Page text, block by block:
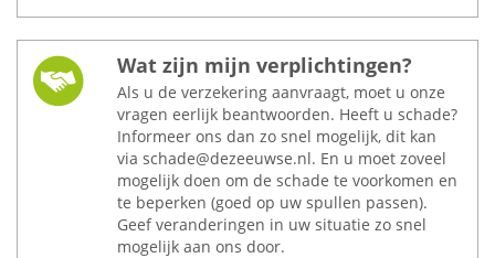
Wat zijn mijn verplichtingen?
Als u de verzekering aanvraagt, moet u onze
vragen eerlijk beantwoorden. Heeft u schade?
Informeer ons dan zo snel mogelijk, dit kan
via schade@dezeeuwse.nl. En u moet zoveel
mogelijk doen om de schade te voorkomen en
te beperken (goed op uw spullen passen).
Geef veranderingen in uw situatie zo snel
mogelijk aan ons door.